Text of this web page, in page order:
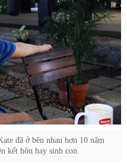
đã ở bên nhau hơn 10 năm
kết hôn hay sinh con.